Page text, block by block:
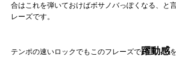
合はこれを弾いておけばボサノバっぽくなる、と
レーズです。
テンポの速いロックでもこのフレーズで躍動感